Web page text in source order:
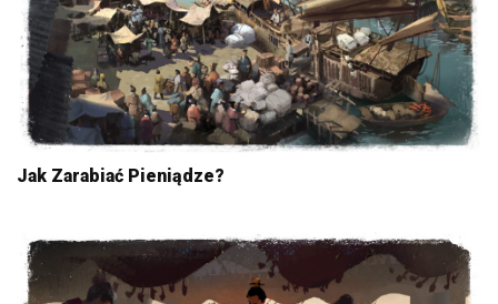
Jak Zarabiać Pieniądze?